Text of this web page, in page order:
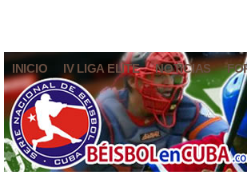
INICIO IV LIGA ELITE NOTICIAS